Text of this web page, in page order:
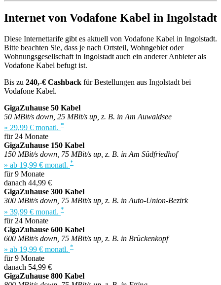
Internet von Vodafone Kabel in Ingolstadt
Diese Internettarife gibt es aktuell von Vodafone Kabel in Ingolstadt.
Bitte beachten Sie, dass je nach Ortsteil, Wohngebiet oder
Wohnungsgesellschaft in Ingolstadt auch ein anderer Anbieter als
Vodafone Kabel befugt ist.
Bis zu 240,-€ Cashback für Bestellungen aus Ingolstadt bei
Vodafone Kabel.
GigaZuhause 50 Kabel
50 MBit/s down, 25 MBit/s up, z. B. in Am Auwaldsee
» 29,99 € monatl. *
für 24 Monate
GigaZuhause 150 Kabel
150 MBit/s down, 75 MBit/s up, z. B. in Am Südfriedhof
» ab 19,99 € monatl. *
für 9 Monate
danach 44,99 €
GigaZuhause 300 Kabel
300 MBit/s down, 75 MBit/s up, z. B. in Auto-Union-Bezirk
» 39,99 € monatl. *
für 24 Monate
GigaZuhause 600 Kabel
600 MBit/s down, 75 MBit/s up, z. B. in Brückenkopf
» ab 19,99 € monatl. *
für 9 Monate
danach 54,99 €
GigaZuhause 800 Kabel